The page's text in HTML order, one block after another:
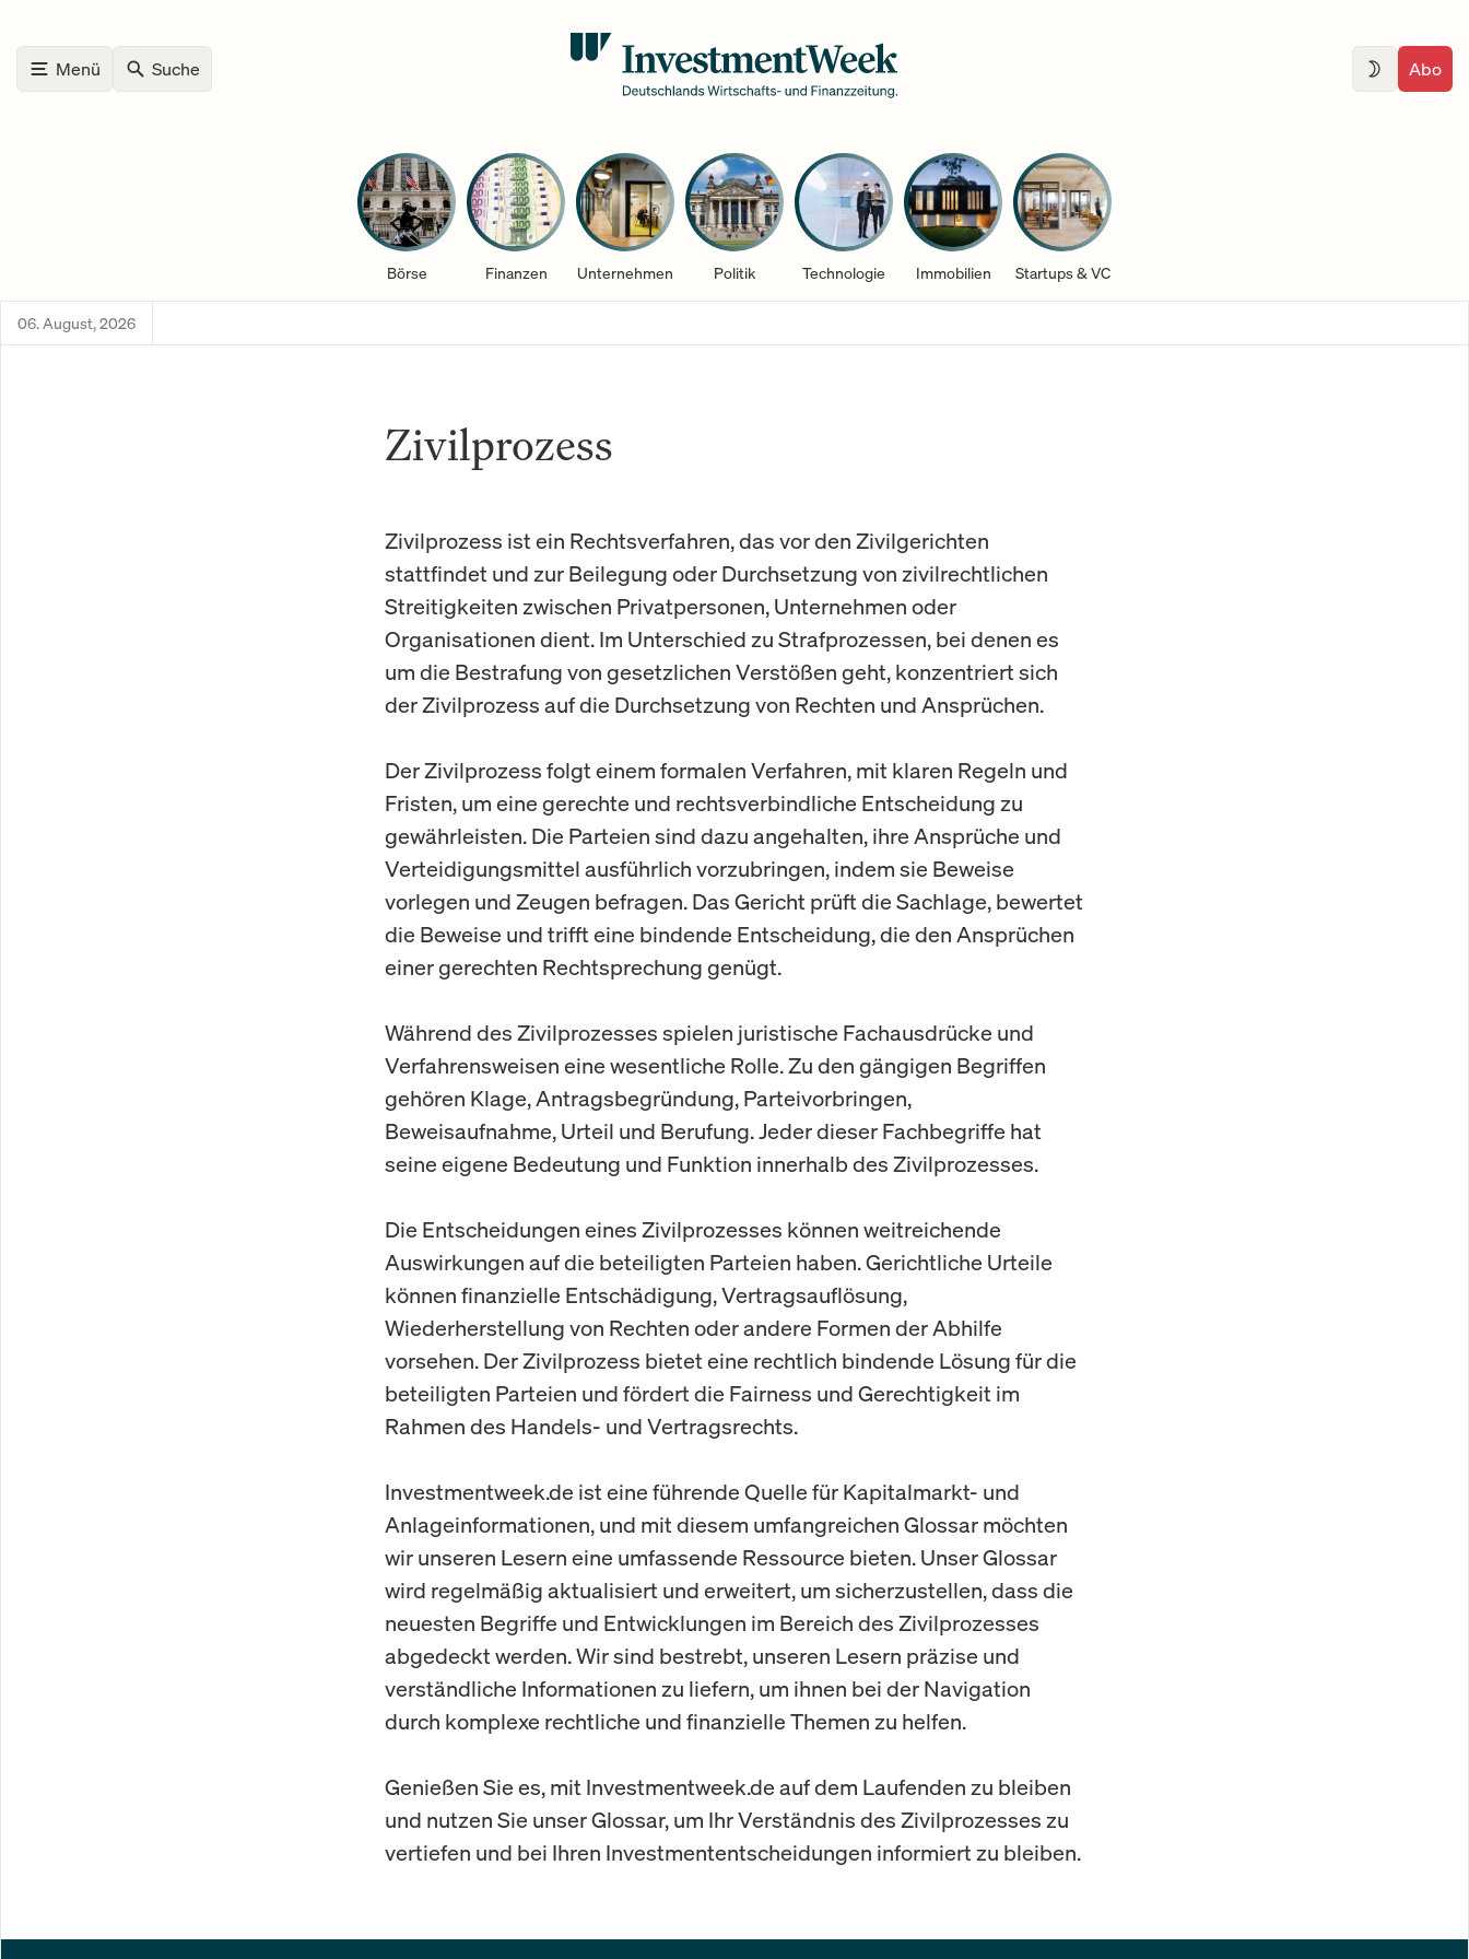
Menü Suche Abo
Börse Finanzen Unternehmen Politik Technologie Immobilien Startups & VC
06. August, 2026
Zivilprozess
Zivilprozess ist ein Rechtsverfahren, das vor den Zivilgerichten
stattfindet und zur Beilegung oder Durchsetzung von zivilrechtlichen
Streitigkeiten zwischen Privatpersonen, Unternehmen oder
Organisationen dient. Im Unterschied zu Strafprozessen, bei denen es
um die Bestrafung von gesetzlichen Verstößen geht, konzentriert sich
der Zivilprozess auf die Durchsetzung von Rechten und Ansprüchen.
Der Zivilprozess folgt einem formalen Verfahren, mit klaren Regeln und
Fristen, um eine gerechte und rechtsverbindliche Entscheidung zu
gewährleisten. Die Parteien sind dazu angehalten, ihre Ansprüche und
Verteidigungsmittel ausführlich vorzubringen, indem sie Beweise
vorlegen und Zeugen befragen. Das Gericht prüft die Sachlage, bewertet
die Beweise und trifft eine bindende Entscheidung, die den Ansprüchen
einer gerechten Rechtsprechung genügt.
Während des Zivilprozesses spielen juristische Fachausdrücke und
Verfahrensweisen eine wesentliche Rolle. Zu den gängigen Begriffen
gehören Klage, Antragsbegründung, Parteivorbringen,
Beweisaufnahme, Urteil und Berufung. Jeder dieser Fachbegriffe hat
seine eigene Bedeutung und Funktion innerhalb des Zivilprozesses.
Die Entscheidungen eines Zivilprozesses können weitreichende
Auswirkungen auf die beteiligten Parteien haben. Gerichtliche Urteile
können finanzielle Entschädigung, Vertragsauflösung,
Wiederherstellung von Rechten oder andere Formen der Abhilfe
vorsehen. Der Zivilprozess bietet eine rechtlich bindende Lösung für die
beteiligten Parteien und fördert die Fairness und Gerechtigkeit im
Rahmen des Handels- und Vertragsrechts.
Investmentweek.de ist eine führende Quelle für Kapitalmarkt- und
Anlageinformationen, und mit diesem umfangreichen Glossar möchten
wir unseren Lesern eine umfassende Ressource bieten. Unser Glossar
wird regelmäßig aktualisiert und erweitert, um sicherzustellen, dass die
neuesten Begriffe und Entwicklungen im Bereich des Zivilprozesses
abgedeckt werden. Wir sind bestrebt, unseren Lesern präzise und
verständliche Informationen zu liefern, um ihnen bei der Navigation
durch komplexe rechtliche und finanzielle Themen zu helfen.
Genießen Sie es, mit Investmentweek.de auf dem Laufenden zu bleiben
und nutzen Sie unser Glossar, um Ihr Verständnis des Zivilprozesses zu
vertiefen und bei Ihren Investmententscheidungen informiert zu bleiben.